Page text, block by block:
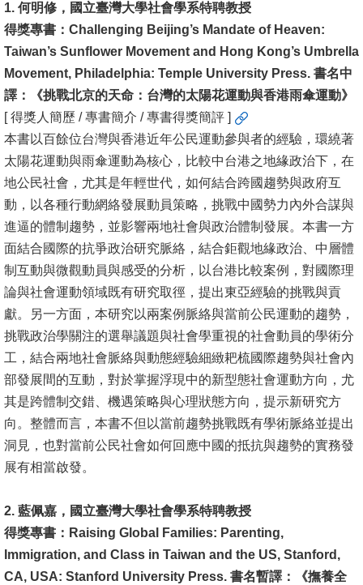
消
息
公
告
國
際
化
高
教
深
耕
辦
法
及
文
件
心
輔
&
輔
捐
款
1. 何明修，國立臺灣大學社會學系特聘教授
得獎專書：Challenging Beijing’s Mandate of Heaven:
Taiwan’s Sunflower Movement and Hong Kong’s Umbrella
Movement, Philadelphia: Temple University Press. 書名中
譯：《挑戰北京的天命：台灣的太陽花運動與香港雨傘運動》
[ 得獎人簡歷 / 專書簡介 / 專書得獎簡評 ]
本書以百餘位台灣與香港近年公民運動參與者的經驗，環繞著
太陽花運動與雨傘運動為核心，比較中台港之地緣政治下，在
地公民社會，尤其是年輕世代，如何結合跨國趨勢與政府互
動，以各種行動網絡發展動員策略，挑戰中國勢力內外合謀與
進逼的體制趨勢，並影響兩地社會與政治體制發展。本書一方
面結合國際的抗爭政治研究脈絡，結合鉅觀地緣政治、中層體
制互動與微觀動員與感受的分析，以台港比較案例，對國際理
論與社會運動領域既有研究取徑，提出東亞經驗的挑戰與貢
獻。另一方面，本研究以兩案例脈絡與當前公民運動的趨勢，
挑戰政治學關注的選舉議題與社會學重視的社會動員的學術分
工，結合兩地社會脈絡與動態經驗細緻耙梳國際趨勢與社會內
部發展間的互動，對於掌握浮現中的新型態社會運動方向，尤
其是跨體制交錯、機遇策略與心理狀態方向，提示新研究方
向。整體而言，本書不但以當前趨勢挑戰既有學術脈絡並提出
洞見，也對當前公民社會如何回應中國的抵抗與趨勢的實務發
展有相當啟發。
2. 藍佩嘉，國立臺灣大學社會學系特聘教授
得獎專書：Raising Global Families: Parenting,
Immigration, and Class in Taiwan and the US, Stanford,
CA, USA: Stanford University Press. 書名暫譯：《撫養全